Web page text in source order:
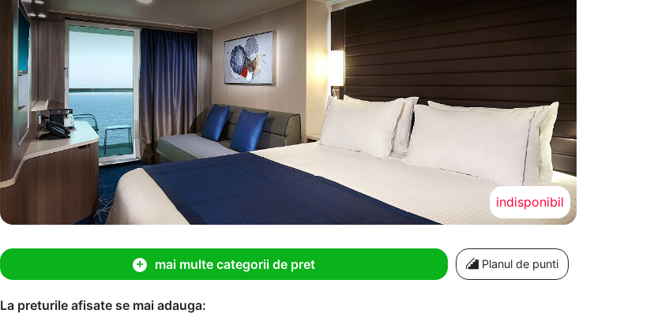
indisponibil
mai multe categorii de pret Planul de punti
La preturile afisate se mai adauga: